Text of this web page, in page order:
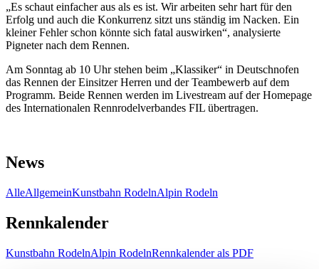
„Es schaut einfacher aus als es ist. Wir arbeiten sehr hart für den
Erfolg und auch die Konkurrenz sitzt uns ständig im Nacken. Ein
kleiner Fehler schon könnte sich fatal auswirken“, analysierte
Pigneter nach dem Rennen.
Am Sonntag ab 10 Uhr stehen beim „Klassiker“ in Deutschnofen
das Rennen der Einsitzer Herren und der Teambewerb auf dem
Programm. Beide Rennen werden im Livestream auf der Homepage
des Internationalen Rennrodelverbandes FIL übertragen.
News
AlleAllgemeinKunstbahn RodelnAlpin Rodeln
Rennkalender
Kunstbahn RodelnAlpin RodelnRennkalender als PDF